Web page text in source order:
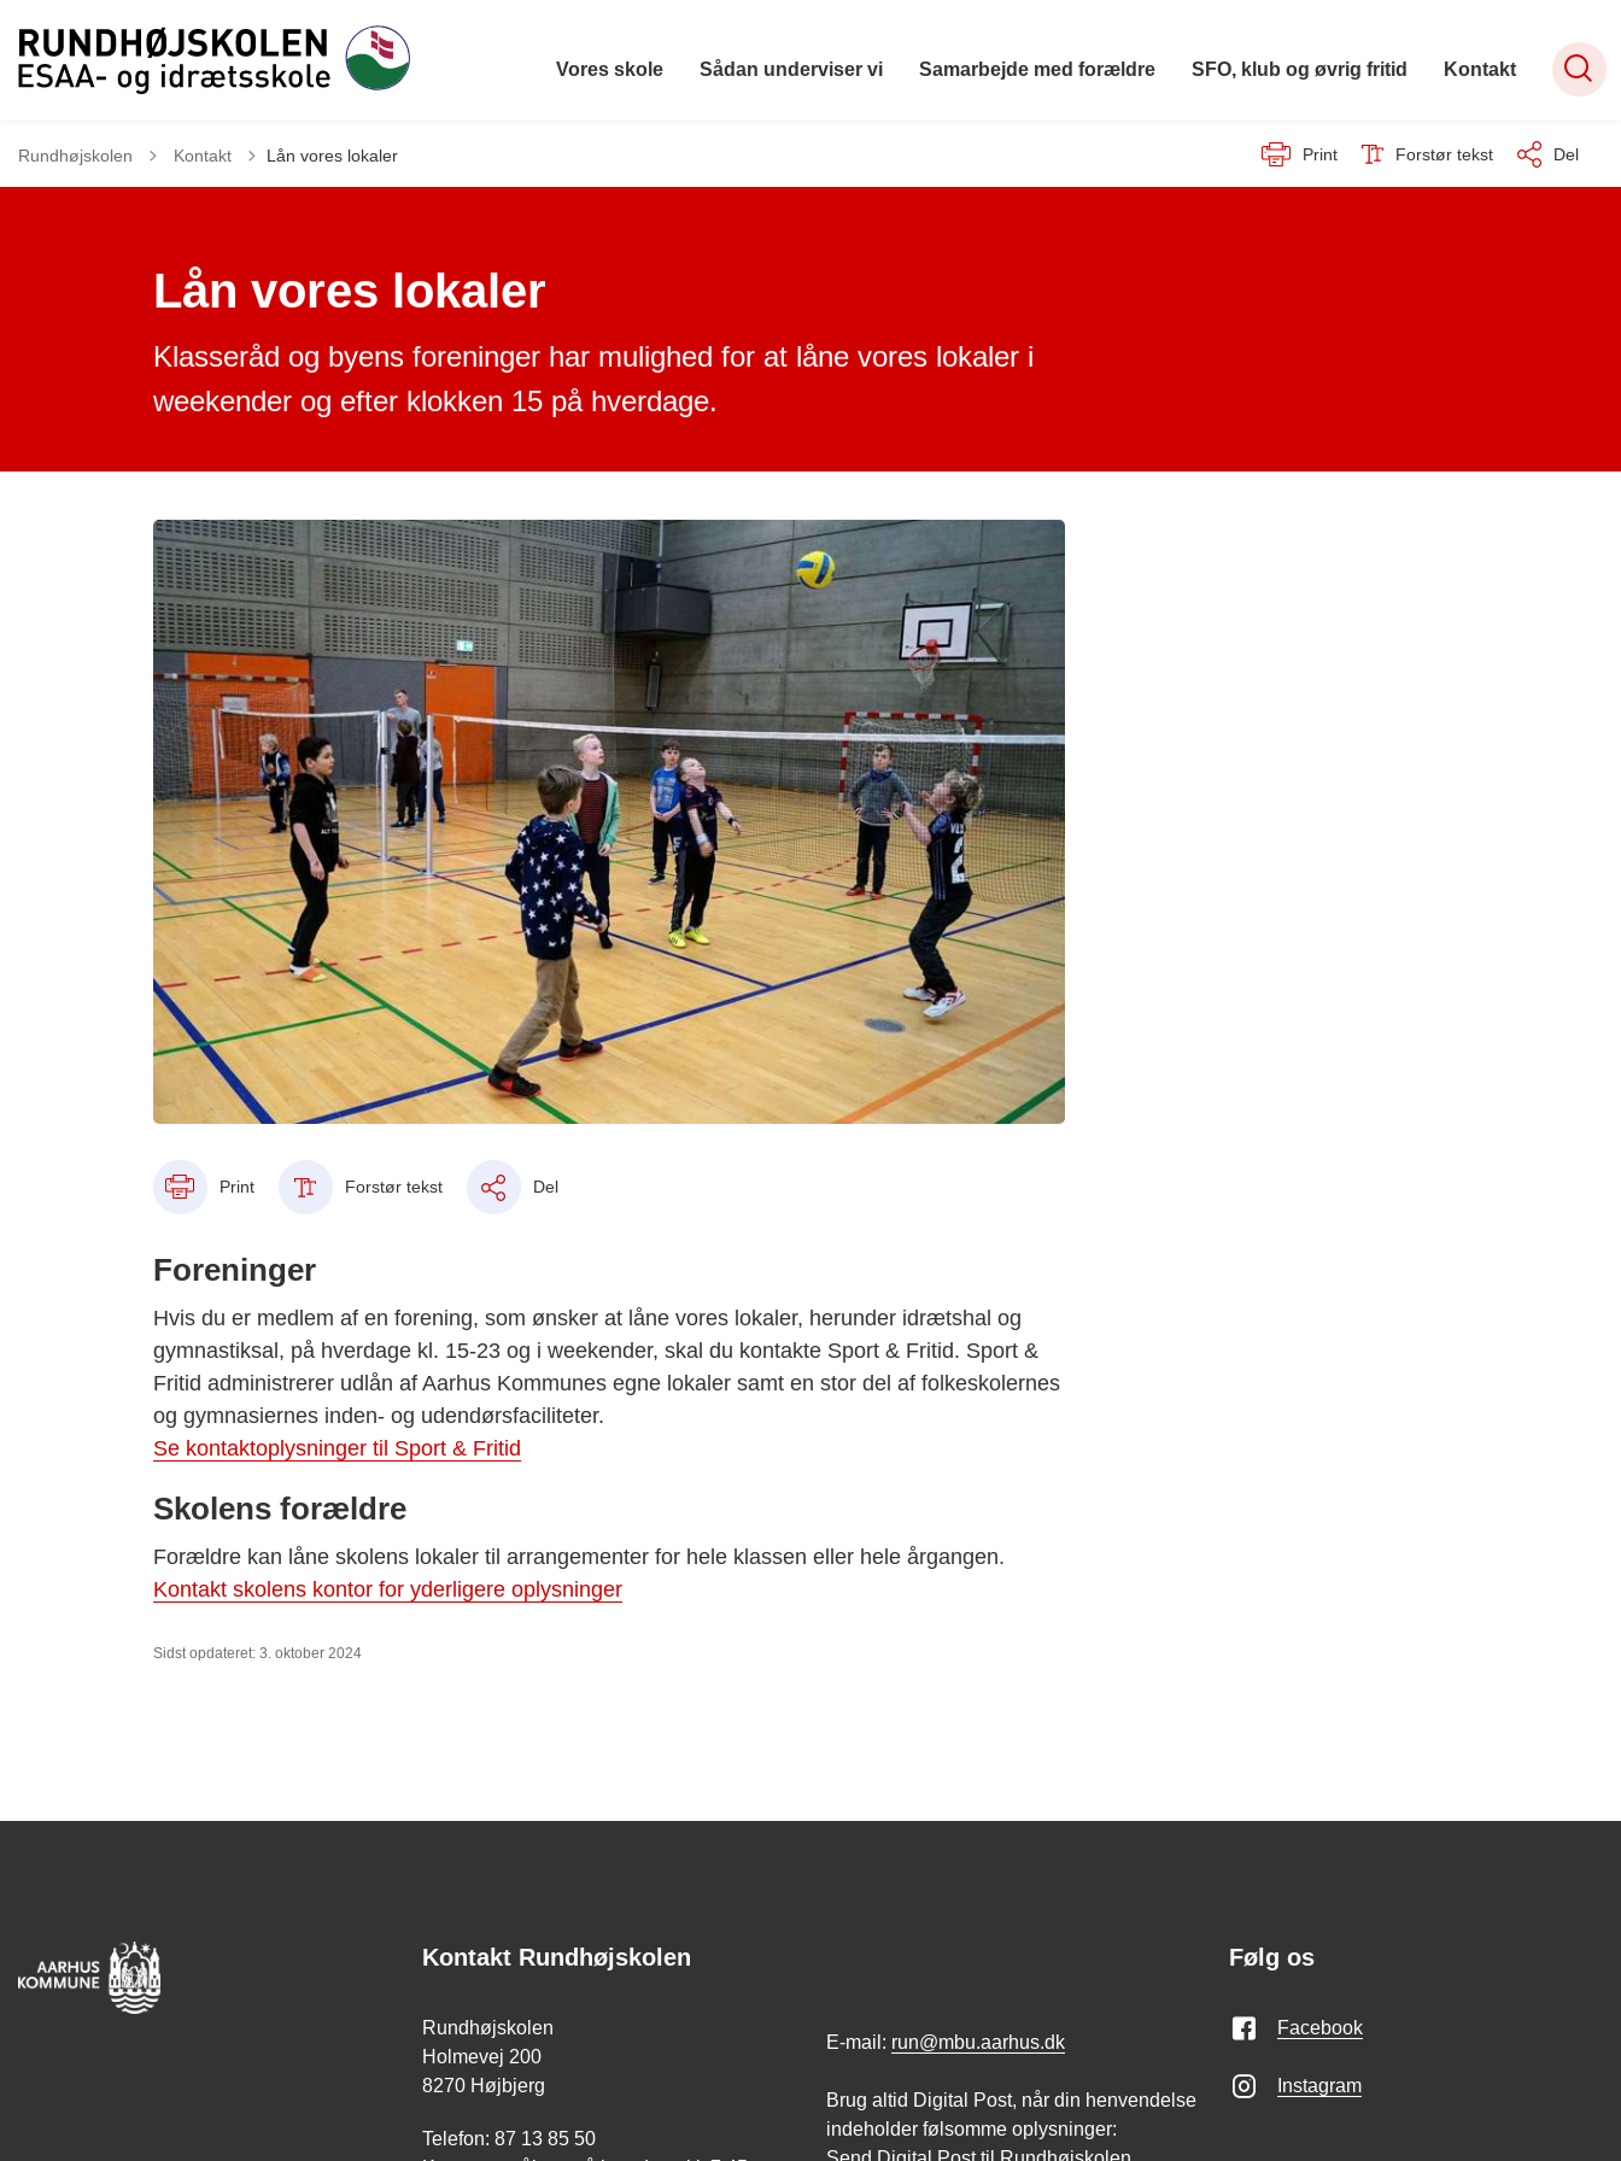
Vores skole Sådan underviser vi Samarbejde med forældre SFO, klub og øvrig fritid Kontakt
Rundhøjskolen Tilbage til
Kontakt Lån vores lokaler Print Forstør tekst Del
Lån vores lokaler
Klasseråd og byens foreninger har mulighed for at låne vores lokaler i
weekender og efter klokken 15 på hverdage.
Print Forstør tekst Del
Foreninger
Hvis du er medlem af en forening, som ønsker at låne vores lokaler, herunder idrætshal og
gymnastiksal, på hverdage kl. 15-23 og i weekender, skal du kontakte Sport & Fritid. Sport &
Fritid administrerer udlån af Aarhus Kommunes egne lokaler samt en stor del af folkeskolernes
og gymnasiernes inden- og udendørsfaciliteter.
Se kontaktoplysninger til Sport & Fritid
Skolens forældre
Forældre kan låne skolens lokaler til arrangementer for hele klassen eller hele årgangen.
Kontakt skolens kontor for yderligere oplysninger
Sidst opdateret: 3. oktober 2024
Kontakt Rundhøjskolen
Rundhøjskolen
Holmevej 200
8270 Højbjerg
Telefon: 87 13 85 50
E-mail: run@mbu.aarhus.dk
Brug altid Digital Post, når din henvendelse
indeholder følsomme oplysninger:
Følg os
Facebook
Instagram